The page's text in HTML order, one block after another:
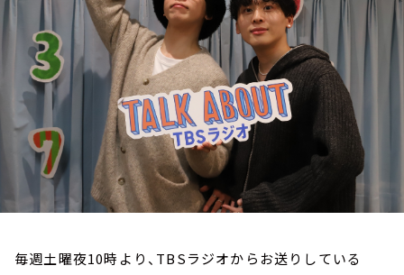
毎週土曜夜10時より、TBSラジオからお送りしている